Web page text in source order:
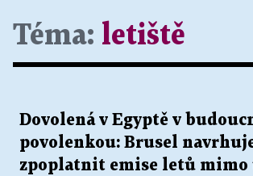
Téma: letiště
Dovolená v Egyptě v
povolenkou: Brusel
zpoplatnit emise letů